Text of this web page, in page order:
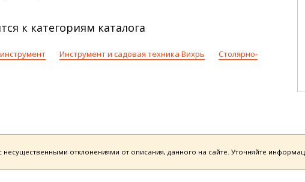
к категориям каталога
Инструмент и садовая техника Вихрь
Столярно-
несущественными отклонениями от описания, данного на сайте. Уточняйте